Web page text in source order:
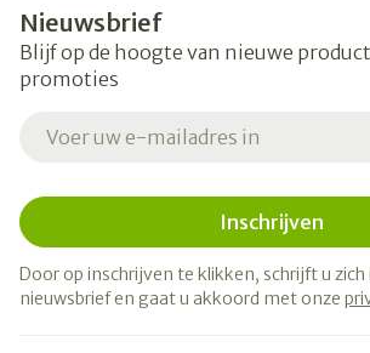
Nieuwsbrief
Blijf op de hoogte van nieuwe
promoties
Inschrijven
Door op inschrijven te klikken, schrijft u
nieuwsbrief en gaat u akkoord met onze